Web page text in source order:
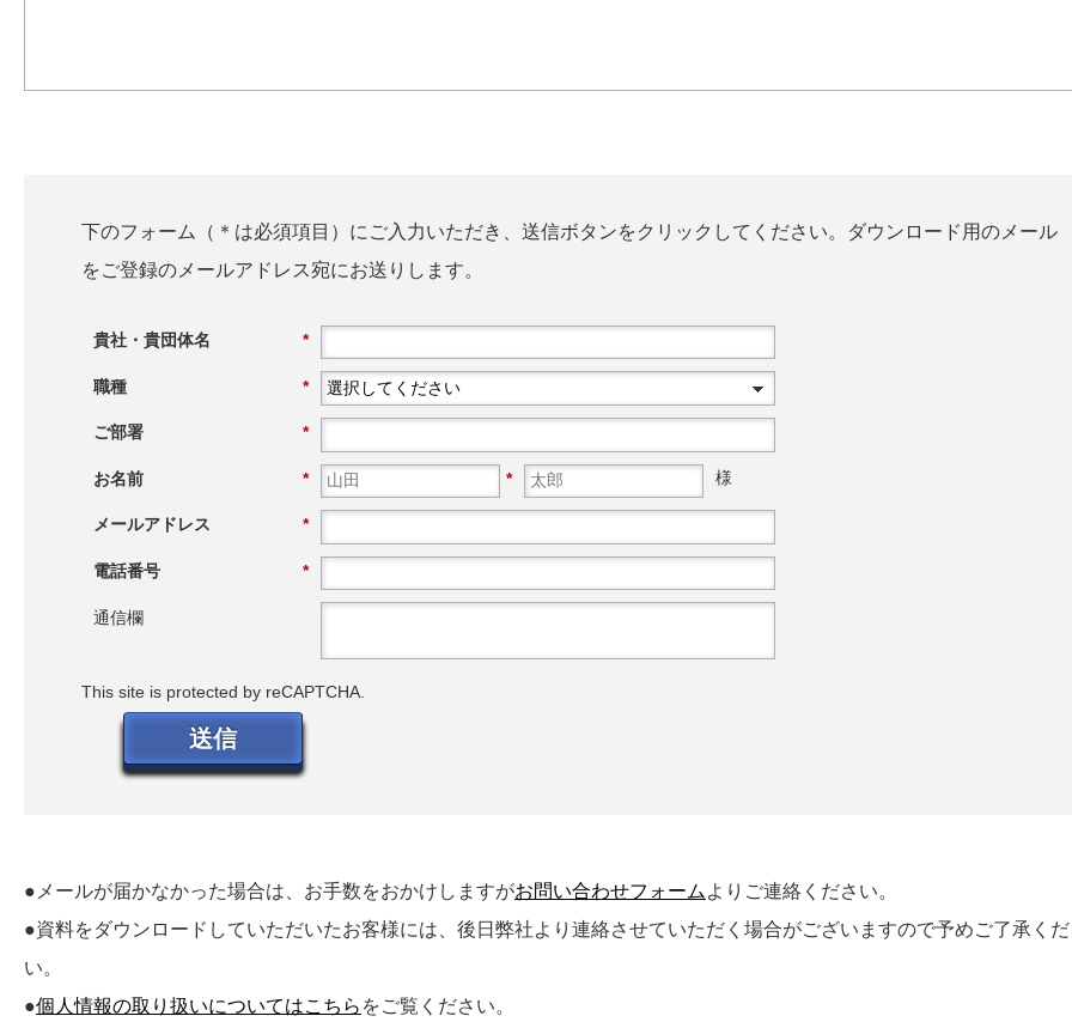
下のフォーム（＊は必須項目）にご入力いただき、送信ボタンをクリックしてください。ダウンロード用のメール
をご登録のメールアドレス宛にお送りします。
*
貴社・貴団体名
*
職種
*
ご部署
*
お名前 * 様
*
メールアドレス
*
電話番号
通信欄
This site is protected by reCAPTCHA.
送信
●メールが届かなかった場合は、お手数をおかけしますがお問い合わせフォーム よりご連絡ください。
●資料をダウンロードしていただいたお客様には、後日弊社より連絡させていただく場合がございますので予めご了承く
い。
●個人情報の取り扱いについてはこちら をご覧ください。